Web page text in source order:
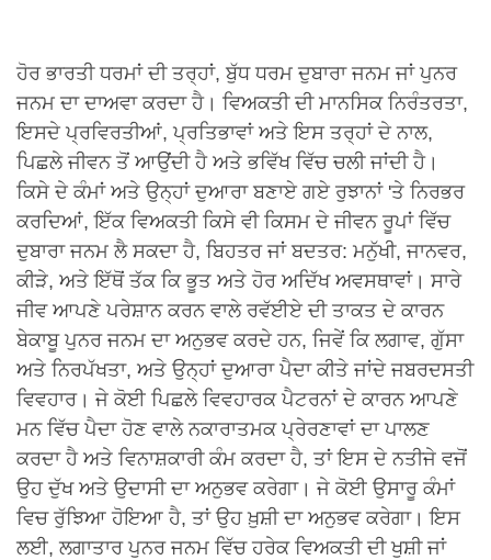
ਹੋਰ ਭਾਰਤੀ ਧਰਮਾਂ ਦੀ ਤਰ੍ਹਾਂ, ਬੁੱਧ ਧਰਮ ਦੁਬਾਰਾ ਜਨਮ ਜਾਂ ਪੁਨਰ
ਜਨਮ ਦਾ ਦਾਅਵਾ ਕਰਦਾ ਹੈ। ਵਿਅਕਤੀ ਦੀ ਮਾਨਸਿਕ ਨਿਰੰਤਰਤਾ,
ਇਸਦੇ ਪ੍ਰਵਿਰਤੀਆਂ, ਪ੍ਰਤਿਭਾਵਾਂ ਅਤੇ ਇਸ ਤਰ੍ਹਾਂ ਦੇ ਨਾਲ,
ਪਿਛਲੇ ਜੀਵਨ ਤੋਂ ਆਉਂਦੀ ਹੈ ਅਤੇ ਭਵਿੱਖ ਵਿੱਚ ਚਲੀ ਜਾਂਦੀ ਹੈ।
ਕਿਸੇ ਦੇ ਕੰਮਾਂ ਅਤੇ ਉਨ੍ਹਾਂ ਦੁਆਰਾ ਬਣਾਏ ਗਏ ਰੁਝਾਨਾਂ 'ਤੇ ਨਿਰਭਰ
ਕਰਦਿਆਂ, ਇੱਕ ਵਿਅਕਤੀ ਕਿਸੇ ਵੀ ਕਿਸਮ ਦੇ ਜੀਵਨ ਰੂਪਾਂ ਵਿੱਚ
ਦੁਬਾਰਾ ਜਨਮ ਲੈ ਸਕਦਾ ਹੈ, ਬਿਹਤਰ ਜਾਂ ਬਦਤਰ: ਮਨੁੱਖੀ, ਜਾਨਵਰ,
ਕੀੜੇ, ਅਤੇ ਇੱਥੋਂ ਤੱਕ ਕਿ ਭੂਤ ਅਤੇ ਹੋਰ ਅਦਿੱਖ ਅਵਸਥਾਵਾਂ। ਸਾਰੇ
ਜੀਵ ਆਪਣੇ ਪਰੇਸ਼ਾਨ ਕਰਨ ਵਾਲੇ ਰਵੱਈਏ ਦੀ ਤਾਕਤ ਦੇ ਕਾਰਨ
ਬੇਕਾਬੂ ਪੁਨਰ ਜਨਮ ਦਾ ਅਨੁਭਵ ਕਰਦੇ ਹਨ, ਜਿਵੇਂ ਕਿ ਲਗਾਵ, ਗੁੱਸਾ
ਅਤੇ ਨਿਰਪੱਖਤਾ, ਅਤੇ ਉਨ੍ਹਾਂ ਦੁਆਰਾ ਪੈਦਾ ਕੀਤੇ ਜਾਂਦੇ ਜਬਰਦਸਤੀ
ਵਿਵਹਾਰ। ਜੇ ਕੋਈ ਪਿਛਲੇ ਵਿਵਹਾਰਕ ਪੈਟਰਨਾਂ ਦੇ ਕਾਰਨ ਆਪਣੇ
ਮਨ ਵਿੱਚ ਪੈਦਾ ਹੋਣ ਵਾਲੇ ਨਕਾਰਾਤਮਕ ਪ੍ਰੇਰਣਾਵਾਂ ਦਾ ਪਾਲਣ
ਕਰਦਾ ਹੈ ਅਤੇ ਵਿਨਾਸ਼ਕਾਰੀ ਕੰਮ ਕਰਦਾ ਹੈ, ਤਾਂ ਇਸ ਦੇ ਨਤੀਜੇ ਵਜੋਂ
ਉਹ ਦੁੱਖ ਅਤੇ ਉਦਾਸੀ ਦਾ ਅਨੁਭਵ ਕਰੇਗਾ। ਜੇ ਕੋਈ ਉਸਾਰੂ ਕੰਮਾਂ
ਵਿਚ ਰੁੱਝਿਆ ਹੋਇਆ ਹੈ, ਤਾਂ ਉਹ ਖ਼ੁਸ਼ੀ ਦਾ ਅਨੁਭਵ ਕਰੇਗਾ। ਇਸ
ਲਈ, ਲਗਾਤਾਰ ਪੁਨਰ ਜਨਮ ਵਿੱਚ ਹਰੇਕ ਵਿਅਕਤੀ ਦੀ ਖੁਸ਼ੀ ਜਾਂ